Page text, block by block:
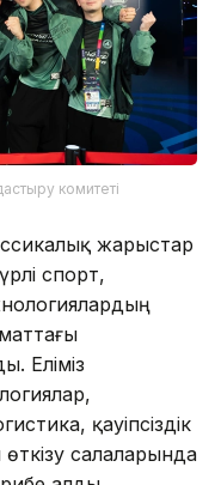
комитеті
жарыстар
спорт,
Еліміз
қауіпсіздік
салаларында